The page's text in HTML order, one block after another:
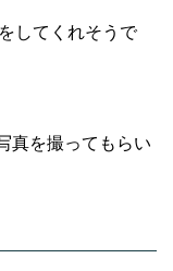
してくれそうで
真を撮ってもらい